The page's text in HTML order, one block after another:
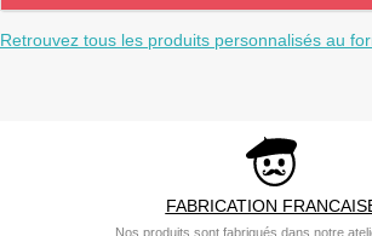
Retrouvez tous les produits personnalisés au
FABRICATION
Nos produits sont fabriqués dans notre